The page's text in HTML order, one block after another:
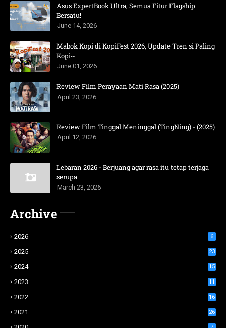
Asus ExpertBook Ultra, Semua Fitur Flagship
Bersatu!
June 14, 2026
Mabok Kopi di KopiFest 2026, Update Tren si Paling
Kopi~
June 01, 2026
Review Film Perayaan Mati Rasa (2025)
April 23, 2026
Review Film Tinggal Meninggal (TingNing) - (2025)
April 12, 2026
Lebaran 2026 - Berjuang agar rasa itu tetap terjaga
serupa
March 23, 2026
Archive
2026 6
2025 23
2024 15
2023 11
2022 16
2021 26